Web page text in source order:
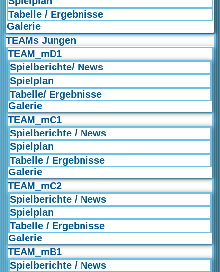
Tabelle / Ergebnisse
Galerie
TEAMs Jungen
TEAM_mD1
Spielberichte/ News
Spielplan
Tabelle/ Ergebnisse
Galerie
TEAM_mC1
Spielberichte / News
Spielplan
Tabelle / Ergebnisse
Galerie
TEAM_mC2
Spielberichte / News
Spielplan
Tabelle / Ergebnisse
Galerie
TEAM_mB1
Spielberichte / News